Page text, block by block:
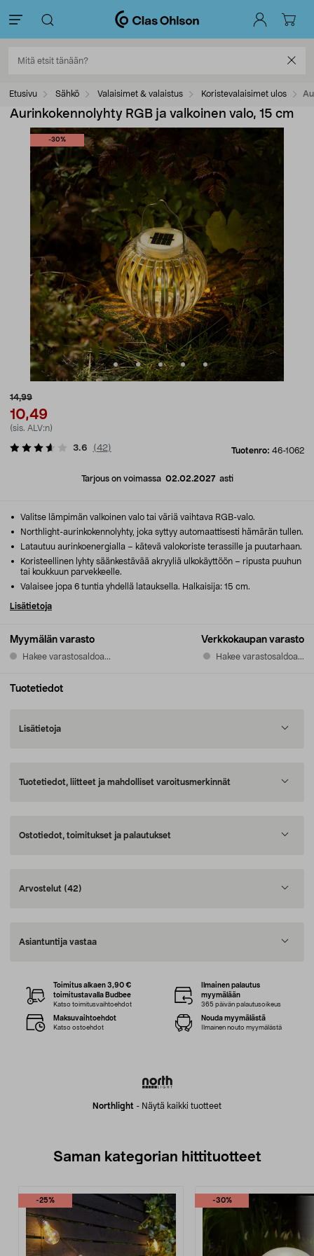
Etusivu Sähkö Valaisimet & valaistus Koristevalaisimet ulos
Aurinkokennolyhty RGB ja valkoinen valo, 15 cm
-30%
14,99
10,49
(sis. ALV:n)
Tuotenro: 46-1062
3.6 (42)
Tarjous on voimassa 02.02.2027asti
Myymälän varasto
Hakee varastosaldoa...
Verkkokaupan varasto
Hakee varastosaldoa...
Valitse lämpimän valkoinen valo tai väriä vaihtava RGB-valo.
Northlight-aurinkokennolyhty, joka syttyy automaattisesti hämärän tullen.
Latautuu aurinkoenergialla – kätevä valokoriste terassille ja puutarhaan.
Koristeellinen lyhty säänkestävää akryyliä ulkokäyttöön – ripusta puuhun
tai koukkuun parvekkeelle.
Valaisee jopa 6 tuntia yhdellä latauksella. Halkaisija: 15 cm.
Lisätietoja
Tuotetiedot
Lisätietoja
Tuotetiedot, liitteet ja mahdolliset varoitusmerkinnät
Ostotiedot, toimitukset ja palautukset
Arvostelut (42)
Asiantuntija vastaa
Northlight - Näytä kaikki tuotteet
Toimitus alkaen 3,90 €
toimitustavalla Budbee
Katso toimitusvaihtoehdot
Ilmainen palautus
myymälään
365 päivän palautusoikeus
Maksuvaihtoehdot
Katso ostoehdot
Nouda myymälästä
Ilmainen nouto myymälästä
Saman kategorian hittituotteet
-25% -30%